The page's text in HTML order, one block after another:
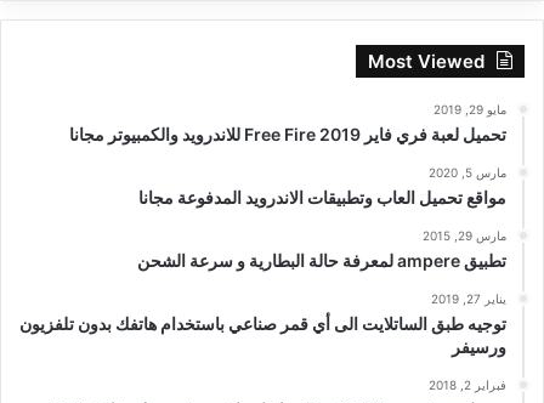
Most Viewed
مايو 29, 2019
تحميل لعبة فري فاير Free Fire 2019 للاندرويد والكمبيوتر مجانا
مارس 5, 2020
مواقع تحميل العاب وتطبيقات الاندرويد المدفوعة مجانا
مارس 29, 2015
تطبيق ampere لمعرفة حالة البطارية و سرعة الشحن
يناير 27, 2019
توجيه طبق الساتلايت الى أي قمر صناعي باستخدام هاتفك بدون تلفزيون
ورسيفر
فبراير 2, 2018